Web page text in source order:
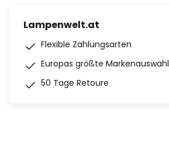
Lampenwelt.at
Flexible Zahlungsarten
Europas größte Markenauswahl
50 Tage Retoure